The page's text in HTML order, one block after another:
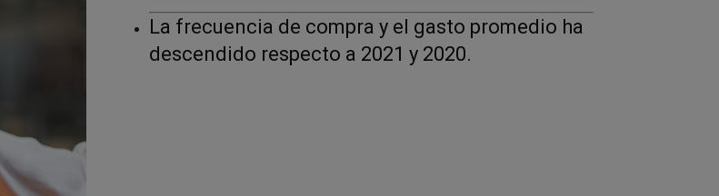
La frecuencia de compra y el gasto promedio ha
descendido respecto a 2021 y 2020.